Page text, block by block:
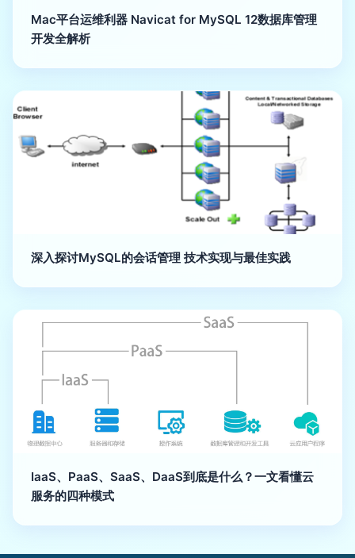
Mac平台运维利器 Navicat for MySQL 12数据库管理
开发全解析
深入探讨MySQL的会话管理 技术实现与最佳实践
IaaS、PaaS、SaaS、DaaS到底是什么？一文看懂云
服务的四种模式